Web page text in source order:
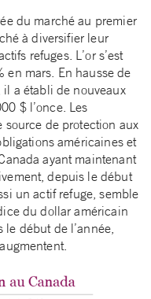
du marché au premier
à diversifier leur
refuges. L’or s’est
en mars. En hausse de
a établi de nouveaux
$ l’once. Les
source de protection aux
américaines et
ayant maintenant
depuis le début
un actif refuge, semble
du dollar américain
début de l’année,